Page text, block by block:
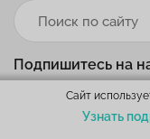
Подпишитесь на
Сайт
Узнать